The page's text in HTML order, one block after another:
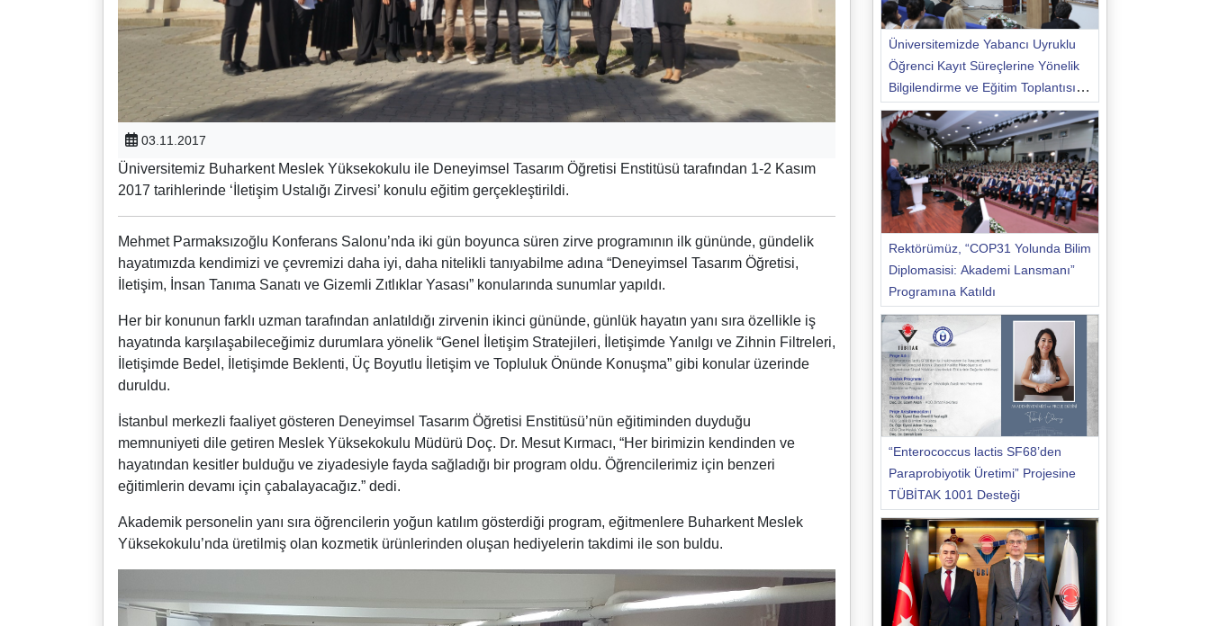
03.11.2017
Üniversitemiz Buharkent Meslek Yüksekokulu ile Deneyimsel Tasarım Öğretisi Enstitüsü tarafından 1-2 Kasım
2017 tarihlerinde ‘İletişim Ustalığı Zirvesi’ konulu eğitim gerçekleştirildi.
Mehmet Parmaksızoğlu Konferans Salonu’nda iki gün boyunca süren zirve programının ilk gününde, gündelik
hayatımızda kendimizi ve çevremizi daha iyi, daha nitelikli tanıyabilme adına “Deneyimsel Tasarım Öğretisi,
İletişim, İnsan Tanıma Sanatı ve Gizemli Zıtlıklar Yasası” konularında sunumlar yapıldı.
Her bir konunun farklı uzman tarafından anlatıldığı zirvenin ikinci gününde, günlük hayatın yanı sıra özellikle iş
hayatında karşılaşabileceğimiz durumlara yönelik “Genel İletişim Stratejileri, İletişimde Yanılgı ve Zihnin Filtreleri,
İletişimde Bedel, İletişimde Beklenti, Üç Boyutlu İletişim ve Topluluk Önünde Konuşma” gibi konular üzerinde
duruldu.
İstanbul merkezli faaliyet gösteren Deneyimsel Tasarım Öğretisi Enstitüsü’nün eğitiminden duyduğu
memnuniyeti dile getiren Meslek Yüksekokulu Müdürü Doç. Dr. Mesut Kırmacı, “Her birimizin kendinden ve
hayatından kesitler bulduğu ve ziyadesiyle fayda sağladığı bir program oldu. Öğrencilerimiz için benzeri
eğitimlerin devamı için çabalayacağız.” dedi.
Akademik personelin yanı sıra öğrencilerin yoğun katılım gösterdiği program, eğitmenlere Buharkent Meslek
Yüksekokulu’nda üretilmiş olan kozmetik ürünlerinden oluşan hediyelerin takdimi ile son buldu.
Üniversitemizde Yabancı Uyruklu
Öğrenci Kayıt Süreçlerine Yönelik
Bilgilendirme ve Eğitim Toplantısı
Düzenlendi
Rektörümüz, “COP31 Yolunda Bilim
Diplomasisi: Akademi Lansmanı”
Programına Katıldı
“Enterococcus lactis SF68’den
Paraprobiyotik Üretimi” Projesine
TÜBİTAK 1001 Desteği